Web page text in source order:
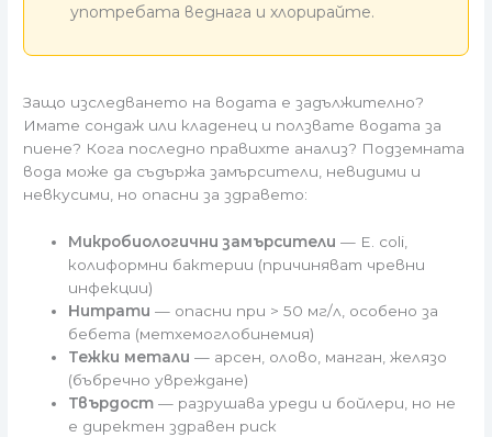
употребата веднага и хлорирайте.
Защо изследването на водата е задължително?
Имате сондаж или кладенец и ползвате водата за
пиене? Кога последно правихте анализ? Подземната
вода може да съдържа замърсители, невидими и
невкусими, но опасни за здравето:
Микробиологични замърсители — E. coli,
колиформни бактерии (причиняват чревни
инфекции)
Нитрати — опасни при > 50 мг/л, особено за
бебета (метхемоглобинемия)
Тежки метали — арсен, олово, манган, желязо
(бъбречно увреждане)
Твърдост — разрушава уреди и бойлери, но не
е директен здравен риск